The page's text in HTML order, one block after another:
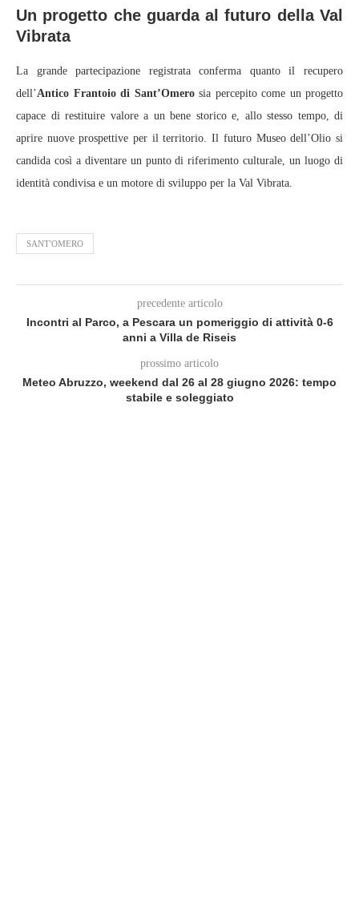
Un progetto che guarda al futuro della Val
Vibrata
La grande partecipazione registrata conferma quanto il recupero
dell’Antico Frantoio di Sant’Omerosia percepito come un progetto
capace di restituire valore a un bene storico e, allo stesso tempo, di
aprire nuove prospettive per il territorio. Il futuro Museo dell’Olio si
candida così a diventare un punto di riferimento culturale, un luogo di
identità condivisa e un motore di sviluppo per la Val Vibrata.
SANT'OMERO
precedente articolo
Incontri al Parco, a Pescara un pomeriggio di attività 0-6
anni a Villa de Riseis
prossimo articolo
Meteo Abruzzo, weekend dal 26 al 28 giugno 2026: tempo
stabile e soleggiato